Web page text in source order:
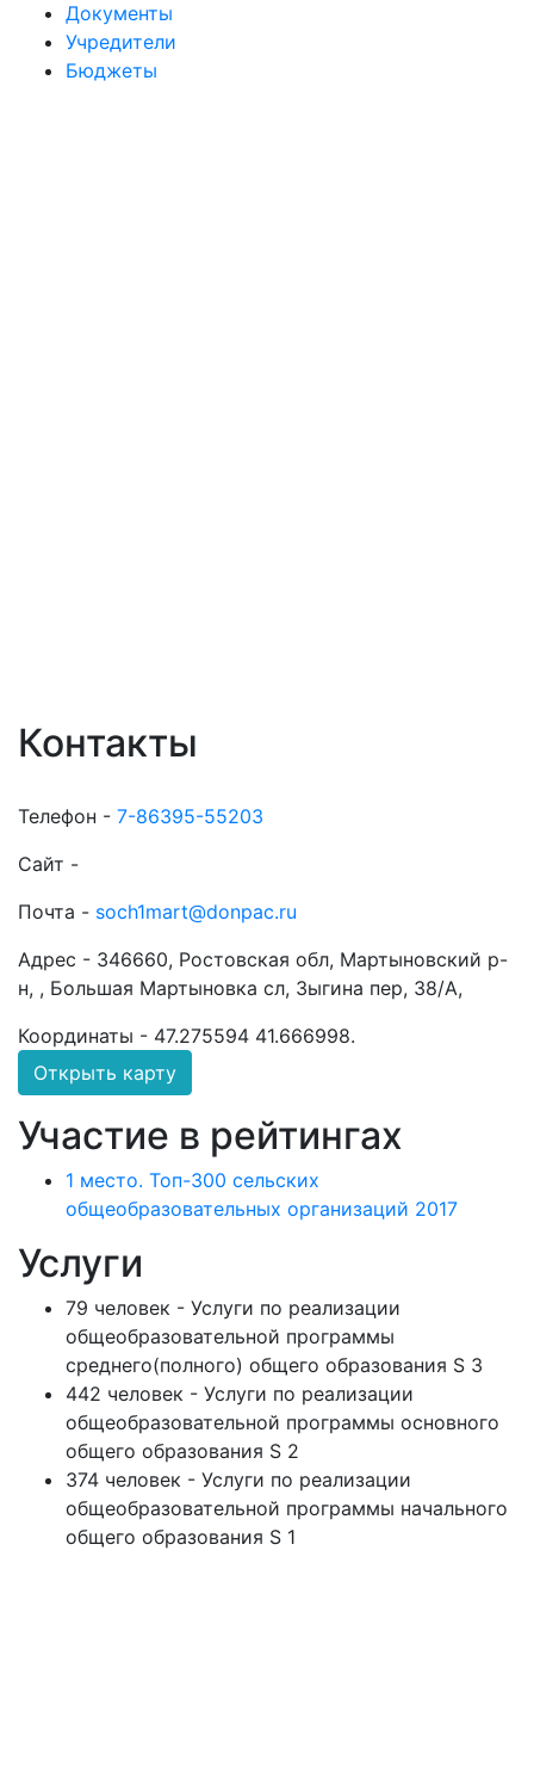
Документы
Учредители
Бюджеты
Контакты
Телефон - 7-86395-55203
Сайт -
Почта - soch1mart@donpac.ru
Адрес - 346660, Ростовская обл, Мартыновский р-
н, , Большая Мартыновка сл, Зыгина пер, 38/А,
Координаты - 47.275594 41.666998.
Открыть карту
Участие в рейтингах
1 место. Топ-300 сельских
общеобразовательных организаций 2017
Услуги
79 человек - Услуги по реализации
общеобразовательной программы
среднего(полного) общего образования S 3
442 человек - Услуги по реализации
общеобразовательной программы основного
общего образования S 2
374 человек - Услуги по реализации
общеобразовательной программы начального
общего образования S 1